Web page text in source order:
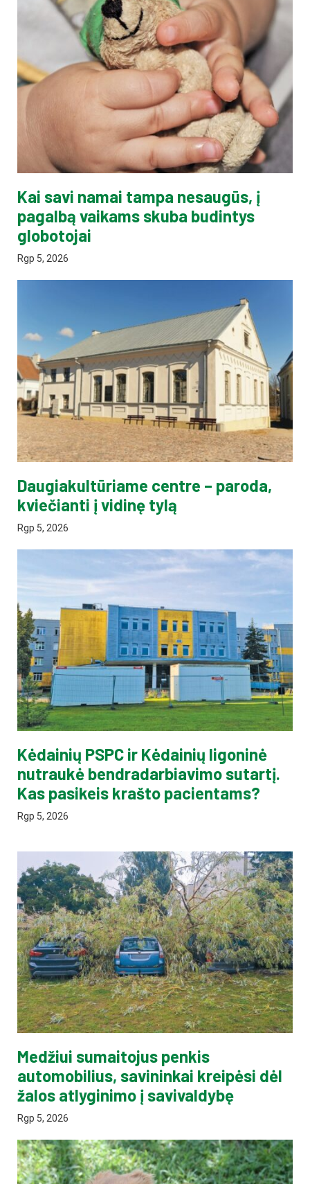
Kai savi namai tampa nesaugūs, į
pagalbą vaikams skuba budintys
globotojai
Rgp 5, 2026
Daugiakultūriame centre – paroda,
kviečianti į vidinę tylą
Rgp 5, 2026
Kėdainių PSPC ir Kėdainių ligoninė
nutraukė bendradarbiavimo sutartį.
Kas pasikeis krašto pacientams?
Rgp 5, 2026
Medžiui sumaitojus penkis
automobilius, savininkai kreipėsi dėl
žalos atlyginimo į savivaldybę
Rgp 5, 2026